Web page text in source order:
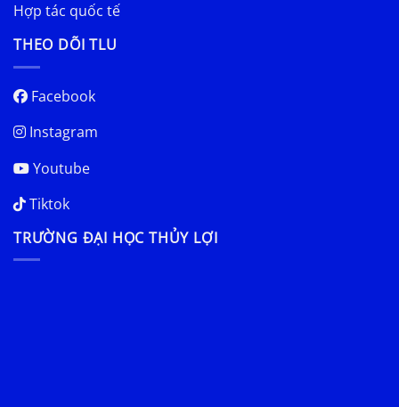
Hợp tác quốc tế
THEO DÕI TLU
Facebook
Instagram
Youtube
Tiktok
TRƯỜNG ĐẠI HỌC THỦY LỢI